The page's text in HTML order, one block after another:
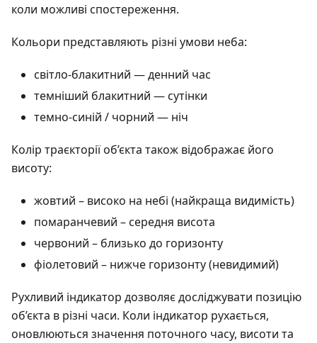
коли можливі спостереження.
Кольори представляють різні умови неба:
світло-блакитний — денний час
темніший блакитний — сутінки
темно-синій / чорний — ніч
Колір траєкторії об’єкта також відображає його
висоту:
жовтий – високо на небі (найкраща видимість)
помаранчевий – середня висота
червоний – близько до горизонту
фіолетовий – нижче горизонту (невидимий)
Рухливий індикатор дозволяє досліджувати позицію
об’єкта в різні часи. Коли індикатор рухається,
оновлюються значення поточного часу, висоти та